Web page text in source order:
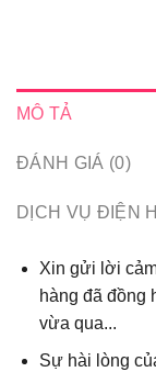
MÔ TẢ
ĐÁNH GIÁ (0)
DỊCH VỤ ĐIỆN
Xin gửi lời
hàng đã đồng
vừa qua...
Sự hài lòng